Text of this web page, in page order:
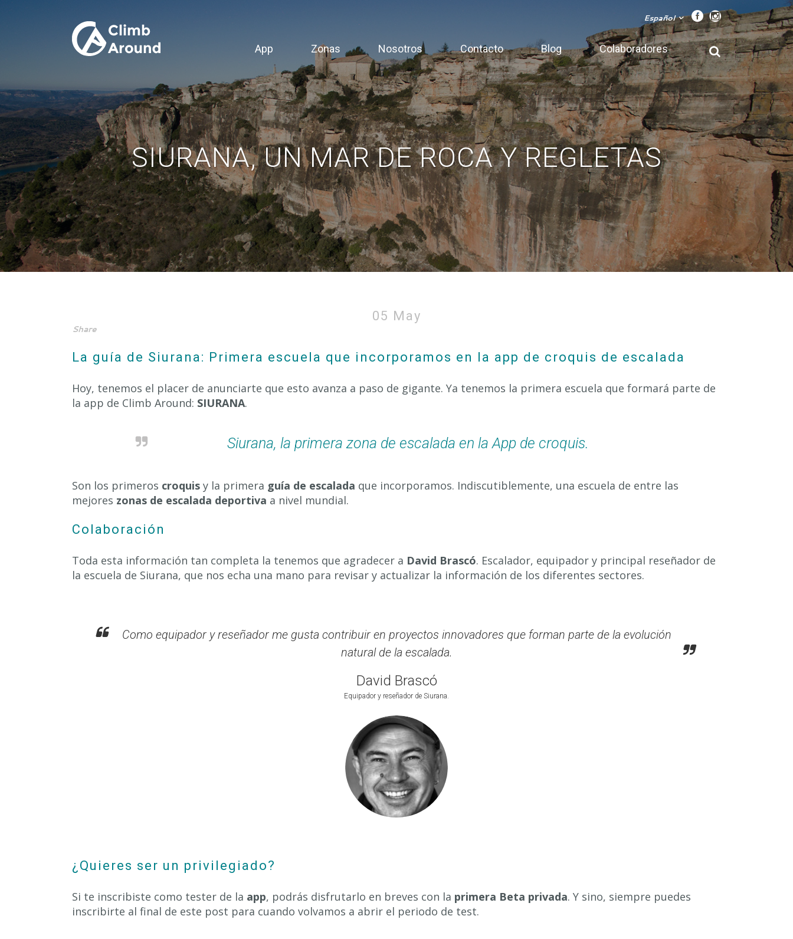
Español
App Zonas Nosotros Contacto Blog Colaboradores
SIURANA, UN MAR DE ROCA Y REGLETAS
05 May
Siurana, un mar de roca y regletas
Share
La guía de Siurana: Primera escuela que incorporamos en la app de croquis de escalada
Hoy, tenemos el placer de anunciarte que esto avanza a paso de gigante. Ya tenemos la primera escuela que formará parte de
la app de Climb Around: SIURANA.
Siurana, la primera zona de escalada en la App de croquis.
Son los primeros croquis y la primera guía de escalada que incorporamos. Indiscutiblemente, una escuela de entre las
mejores zonas de escalada deportiva a nivel mundial.
Colaboración
Toda esta información tan completa la tenemos que agradecer a David Brascó. Escalador, equipador y principal reseñador de
la escuela de Siurana, que nos echa una mano para revisar y actualizar la información de los diferentes sectores.
Como equipador y reseñador me gusta contribuir en proyectos innovadores que forman parte de la evolución
natural de la escalada.
David Brascó
Equipador y reseñador de Siurana.
¿Quieres ser un privilegiado?
Si te inscribiste como tester de la app, podrás disfrutarlo en breves con la primera Beta privada. Y sino, siempre puedes
inscribirte al final de este post para cuando volvamos a abrir el periodo de test.